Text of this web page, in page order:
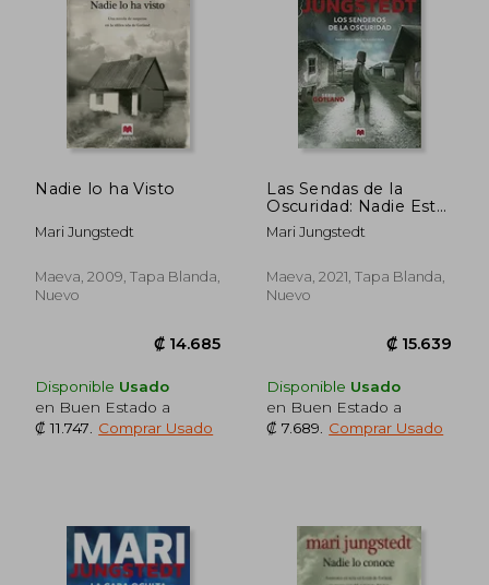
Nadie lo ha Visto
Mari Jungstedt
Maeva, 2009, Tapa Blanda,
Nuevo
Disponible Usado
en Buen Estado a
₡ 11.747
Comprar Usado
Las Sendas de la
Oscuridad: Nadie Está
a Salvo en sus
Sombras (Maeva Noir)
Mari Jungstedt
Maeva, 2021, Tapa Blanda,
Nuevo
Disponible Usado
en Buen Estado a
₡ 7.689
Comprar Usado